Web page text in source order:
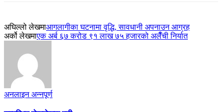
अघिल्लो लेखमाआगलागीका घटनामा वृद्धि, सावधानी अपनाउन आग्रह
अर्को लेखमाएक अर्ब ६७ करोड ९१ लाख ७५ हजारको अलैँची निर्यात
अनलाइन अन्नपूर्ण